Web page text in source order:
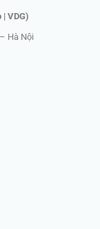
VDG)
Hà Nội